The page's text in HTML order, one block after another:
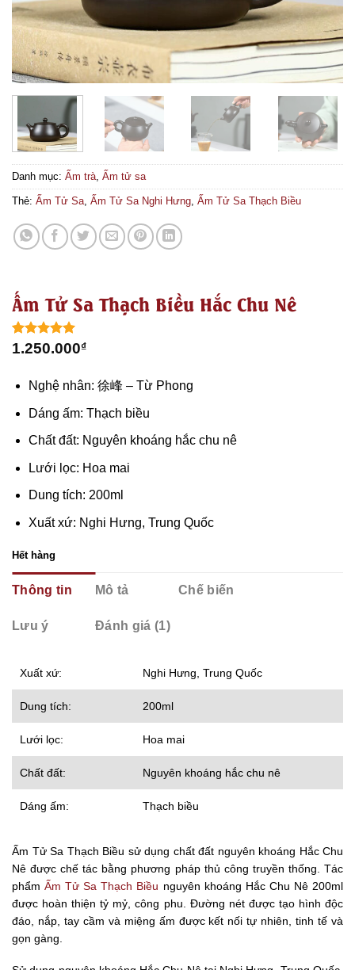
Danh mục: Ấm trà, Ấm tử sa
Thẻ: Ấm Tử Sa, Ấm Tử Sa Nghi Hưng, Ấm Tử Sa Thạch Biều
Ấm Tử Sa Thạch Biều Hắc Chu Nê
5.00trên 5
1
1.250.000₫
Nghệ nhân: 徐峰 – Từ Phong
Dáng ấm: Thạch biều
Chất đất: Nguyên khoáng hắc chu nê
Lưới lọc: Hoa mai
Dung tích: 200ml
Xuất xứ: Nghi Hưng, Trung Quốc
Hết hàng
Thông tin Mô tả Chế biến
Lưu ý Đánh giá (1)
Xuất xứ: Nghi Hưng, Trung Quốc
Dung tích: 200ml
Lưới lọc: Hoa mai
Chất đất: Nguyên khoáng hắc chu nê
Dáng ấm: Thạch biều
Ấm Tử Sa Thạch Biều sử dụng chất đất nguyên khoáng Hắc Chu
Nê được chế tác bằng phương pháp thủ công truyền thống. Tác
phẩmẤm Tử Sa Thạch Biều nguyên khoáng Hắc Chu Nê 200ml
được hoàn thiện tỷ mỷ, công phu. Đường nét được tạo hình độc
đáo, nắp, tay cầm và miệng ấm được kết nối tự nhiên, tinh tế và
gọn gàng.